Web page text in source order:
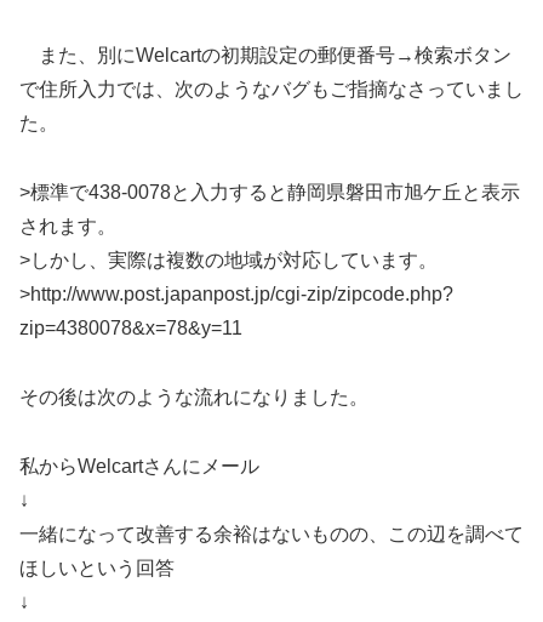
また、別にWelcartの初期設定の郵便番号→検索ボタン
で住所入力では、次のようなバグもご指摘なさっていまし
た。
>標準で438-0078と入力すると静岡県磐田市旭ケ丘と表示
されます。
>しかし、実際は複数の地域が対応しています。
>http://www.post.japanpost.jp/cgi-zip/zipcode.php?
zip=4380078&x=78&y=11
その後は次のような流れになりました。
私からWelcartさんにメール
↓
一緒になって改善する余裕はないものの、この辺を調べて
ほしいという回答
↓